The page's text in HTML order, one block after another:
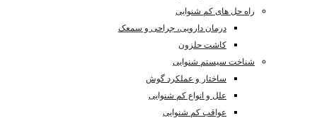
راه حل های کم شنوایی
درمان دارویی، جراحی و سمعک
کاشت حلزون
شناخت سیستم شنوایی
ساختار و عملکرد گوش
علل و انواع کم شنوایی
عواقب کم شنوایی